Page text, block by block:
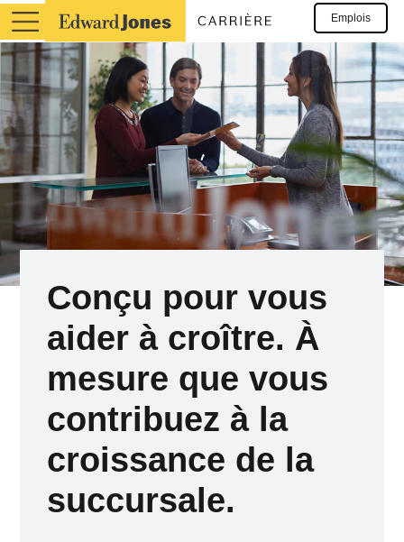
Emplois
Conçu pour vous
aider à croître. À
mesure que vous
contribuez à la
croissance de la
succursale.